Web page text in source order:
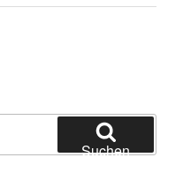
Suchen